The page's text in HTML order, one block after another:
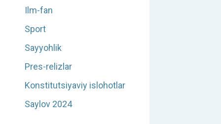
Ilm-fan
Sport
Sayyohlik
Pres-relizlar
Konstitutsiyaviy islohotlar
Saylov 2024